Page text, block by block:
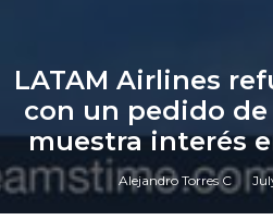
LATAM Airlines
con un pedido de
muestra interés
Alejandro Torres C